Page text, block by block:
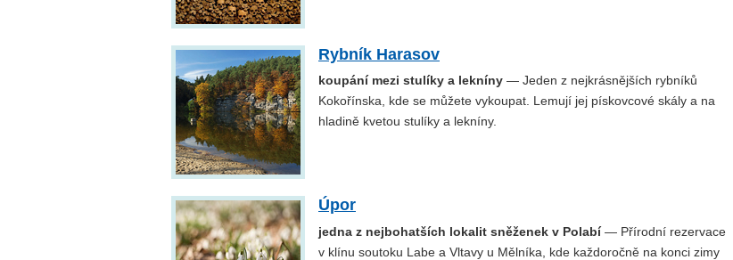
Rybník Harasov
koupání mezi stulíky a lekníny — Jeden z nejkrásnějších rybníků
Kokořínska, kde se můžete vykoupat. Lemují jej pískovcové skály a na
hladině kvetou stulíky a lekníny.
Úpor
jedna z nejbohatších lokalit sněženek v Polabí— Přírodní rezervace
v klínu soutoku Labe a Vltavy u Mělníka, kde každoročně na konci zimy